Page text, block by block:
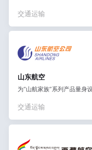
交通运输
山东航空
为“山航家族”系列产品量身
交通运输